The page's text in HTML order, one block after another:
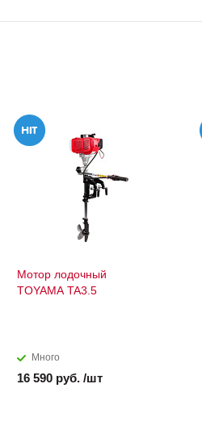
Мотор лодочный
TOYAMA TA3.5
Много
16 590 руб. /шт